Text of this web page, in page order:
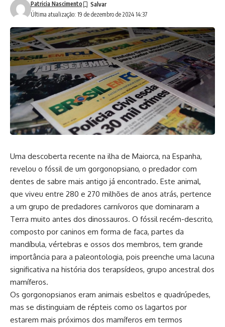
Última atualização: 19 de dezembro de 2024 14:37
Patricia Nascimento
Uma descoberta recente na ilha de Maiorca, na Espanha,
revelou o fóssil de um gorgonopsiano, o predador com
dentes de sabre mais antigo já encontrado. Este animal,
que viveu entre 280 e 270 milhões de anos atrás, pertence
a um grupo de predadores carnívoros que dominaram a
Terra muito antes dos dinossauros. O fóssil recém-descrito,
composto por caninos em forma de faca, partes da
mandíbula, vértebras e ossos dos membros, tem grande
importância para a paleontologia, pois preenche uma lacuna
significativa na história dos terapsídeos, grupo ancestral dos
mamíferos.
Os gorgonopsianos eram animais esbeltos e quadrúpedes,
mas se distinguiam de répteis como os lagartos por
estarem mais próximos dos mamíferos em termos